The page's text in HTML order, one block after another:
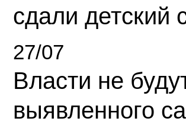
сдали детский
27/07
Власти не
выявленного